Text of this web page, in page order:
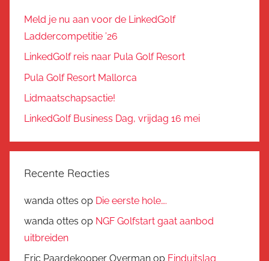
Meld je nu aan voor de LinkedGolf
Laddercompetitie ’26
LinkedGolf reis naar Pula Golf Resort
Pula Golf Resort Mallorca
Lidmaatschapsactie!
LinkedGolf Business Dag, vrijdag 16 mei
Recente Reacties
wanda ottes op Die eerste hole….
wanda ottes op NGF Golfstart gaat aanbod
uitbreiden
Eric Paardekooper Overman op Einduitslag